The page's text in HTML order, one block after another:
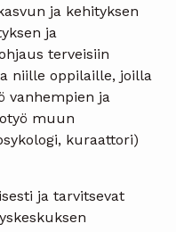
ja kehityksen
ja
terveisiin
niille oppilaille, joilla
vanhempien ja
muun
kuraattori)
ja tarvitsevat